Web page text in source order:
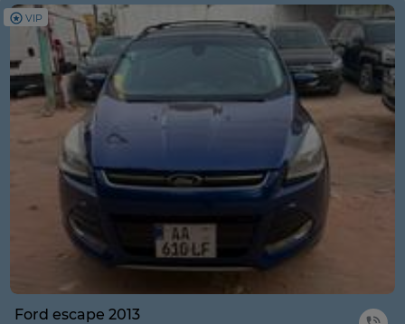
VIP
Ford escape 2013